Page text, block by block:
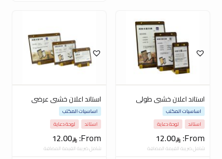
استاند اعلان خشبى طولى
From:
12.00
اساسيات المكتب
استاند
لوحة دعاية
شامل ضريبة القيمة المضافة
استاند اعلان خشبى عرضى
From:
12.00
اساسيات المكتب
استاند
لوحة دعاية
شامل ضريبة القيمة المضافة